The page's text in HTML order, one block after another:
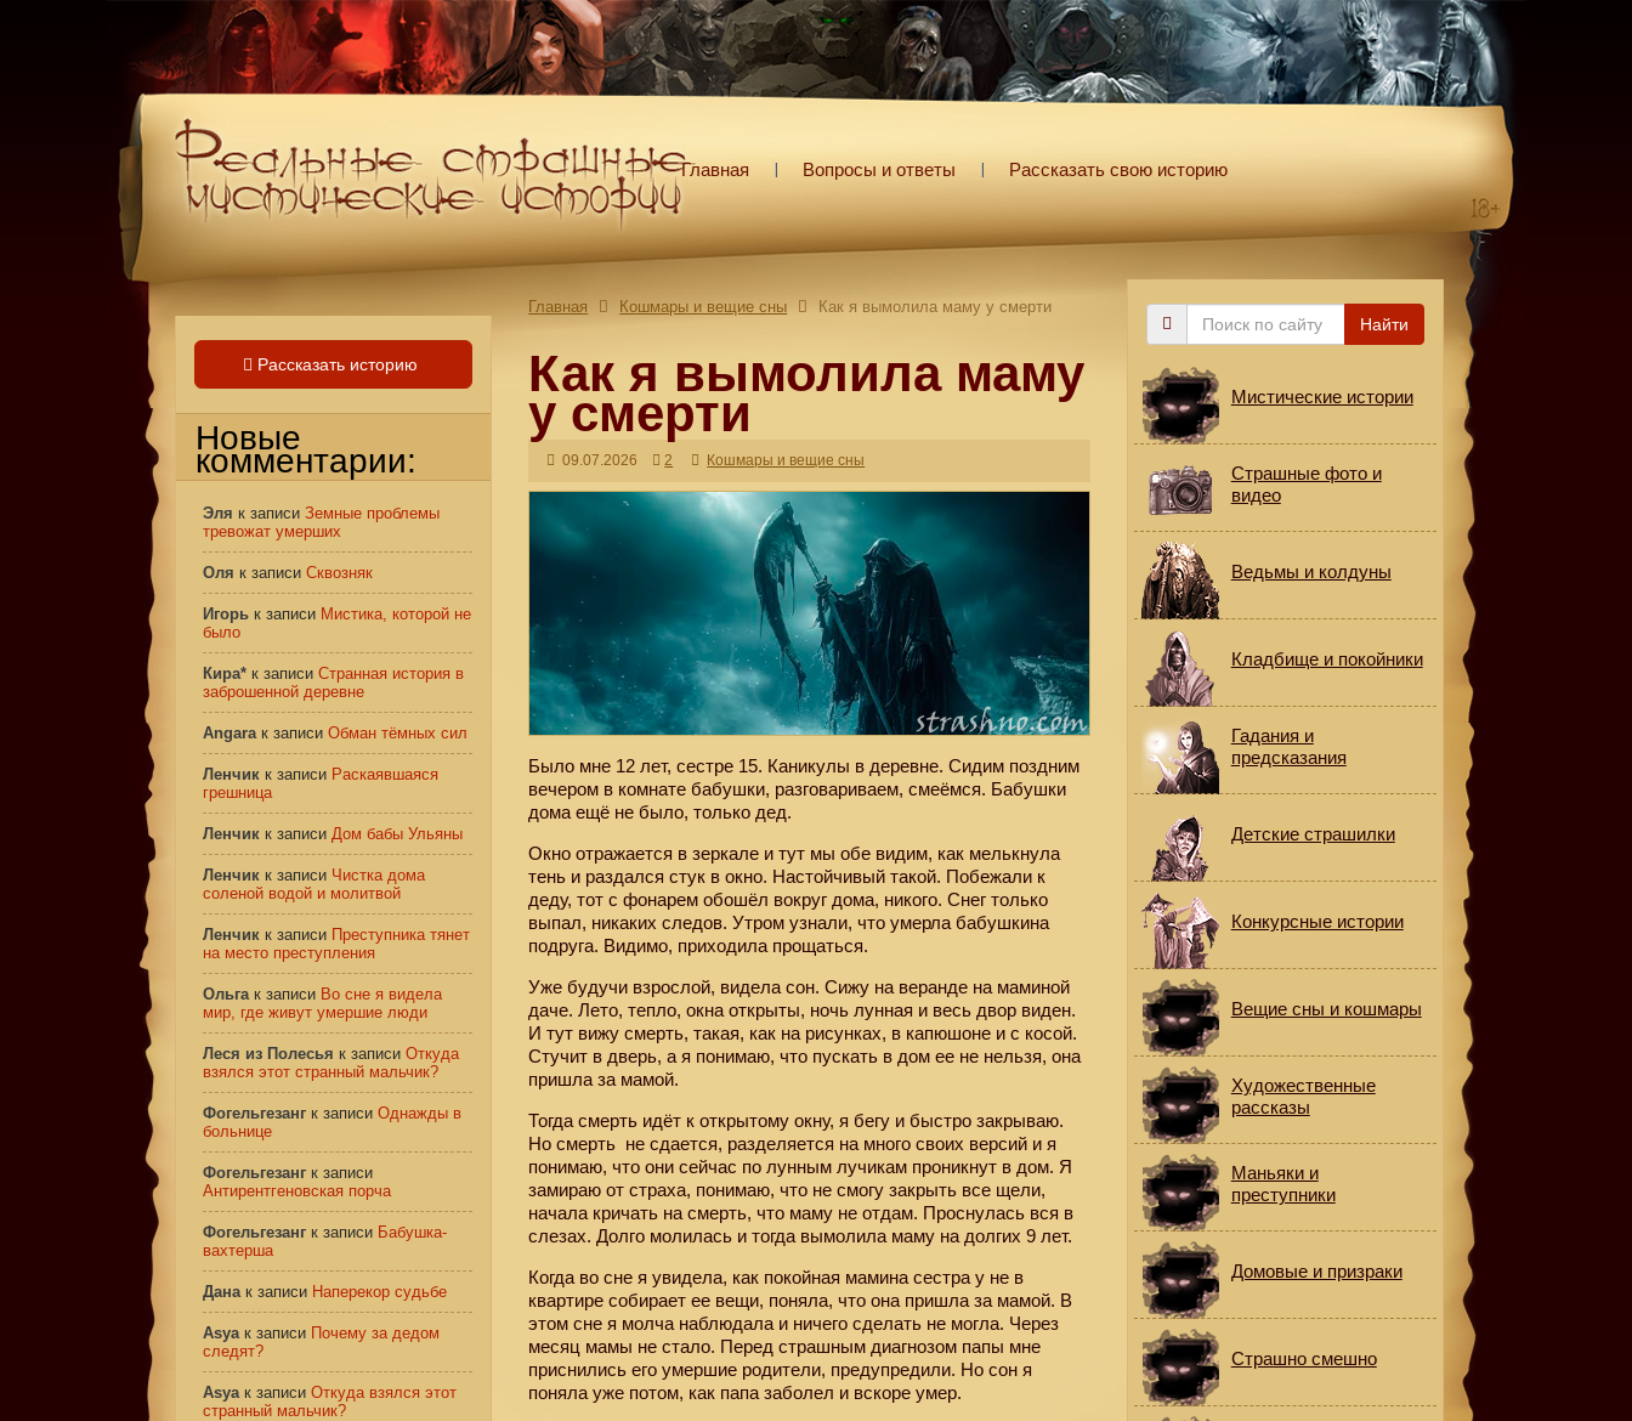
Главная Вопросы и ответы Рассказать свою историю
Главная Кошмары и вещие сны Как я вымолила маму у смерти
Как я вымолила маму
у смерти
09.07.2026 2 Кошмары и вещие сны
Было мне 12 лет, сестре 15. Каникулы в деревне. Сидим поздним
вечером в комнате бабушки, разговариваем, смеёмся. Бабушки
дома ещё не было, только дед.
Окно отражается в зеркале и тут мы обе видим, как мелькнула
тень и раздался стук в окно. Настойчивый такой. Побежали к
деду, тот с фонарем обошёл вокруг дома, никого. Снег только
выпал, никаких следов. Утром узнали, что умерла бабушкина
подруга. Видимо, приходила прощаться.
Уже будучи взрослой, видела сон. Сижу на веранде на маминой
даче. Лето, тепло, окна открыты, ночь лунная и весь двор виден.
И тут вижу смерть, такая, как на рисунках, в капюшоне и с косой.
Стучит в дверь, а я понимаю, что пускать в дом ее не нельзя, она
пришла за мамой.
Тогда смерть идёт к открытому окну, я бегу и быстро закрываю.
Но смерть не сдается, разделяется на много своих версий и я
понимаю, что они сейчас по лунным лучикам проникнут в дом. Я
замираю от страха, понимаю, что не смогу закрыть все щели,
начала кричать на смерть, что маму не отдам. Проснулась вся в
слезах. Долго молилась и тогда вымолила маму на долгих 9 лет.
Когда во сне я увидела, как покойная мамина сестра у не в
квартире собирает ее вещи, поняла, что она пришла за мамой. В
этом сне я молча наблюдала и ничего сделать не могла. Через
месяц мамы не стало. Перед страшным диагнозом папы мне
приснились его умершие родители, предупредили. Но сон я
поняла уже потом, как папа заболел и вскоре умер.
Рассказать историю
Новые
комментарии:
Эля к записи Земные проблемы
тревожат умерших
Оля к записи Сквозняк
Игорь к записи Мистика, которой не
было
Кира* к записи Странная история в
заброшенной деревне
Angaraк записи Обман тёмных сил
Ленчик к записи Раскаявшаяся
грешница
Ленчик к записи Дом бабы Ульяны
Ленчик к записи Чистка дома
соленой водой и молитвой
Ленчик к записи Преступника тянет
на место преступления
Ольгак записи Во сне я видела
мир, где живут умершие люди
Леся из Полесья к записи Откуда
взялся этот странный мальчик?
Фогельгезанг к записи Однажды в
больнице
Фогельгезанг к записи
Антирентгеновская порча
Фогельгезанг к записи Бабушка-
вахтерша
Данак записи Наперекор судьбе
Asyaк записи Почему за дедом
следят?
Asyaк записи Откуда взялся этот
странный мальчик?
Поиск
Найти
Мистические истории
Страшные фото и
видео
Ведьмы и колдуны
Кладбище и покойники
Гадания и
предсказания
Детские страшилки
Конкурсные истории
Вещие сны и кошмары
Художественные
рассказы
Маньяки и
преступники
Домовые и призраки
Страшно смешно